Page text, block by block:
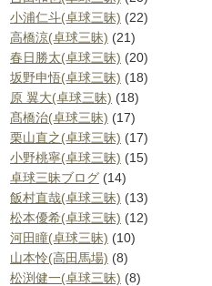
小浦仁斗(卓球三昧) (22)
高橋涼(卓球三昧) (21)
春日勝太(卓球三昧) (20)
坂野申悟(卓球三昧) (18)
原 翼大(卓球三昧) (18)
髙橋治(卓球三昧) (17)
栗山直之(卓球三昧) (17)
小野桃寧(卓球三昧) (15)
卓球三昧ブログ (14)
飯村直哉(卓球三昧) (13)
松本優希(卓球三昧) (12)
河田瞳(卓球三昧) (10)
山本怜(高田馬場) (8)
松渕健一(卓球三昧) (8)